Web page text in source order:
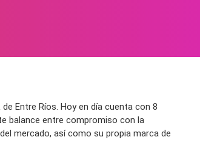
Entre Ríos. Hoy en día cuenta con 8
balance entre compromiso con la
mercado, así como su propia marca de